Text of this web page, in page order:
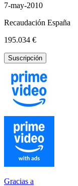
7-may-2010
Recaudación España
195.034 €
Suscripción
Gracias a